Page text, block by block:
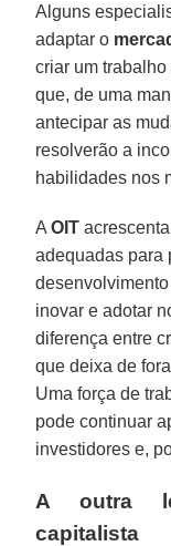
Alguns
adaptar o
criar um
que, de uma
antecipar as
resolverão a
habilidades nos
AOIT
adequadas para
inovar e adotar
diferença entre
que deixa de
Uma força de
pode continuar
investidores e,
A outra
capitalista